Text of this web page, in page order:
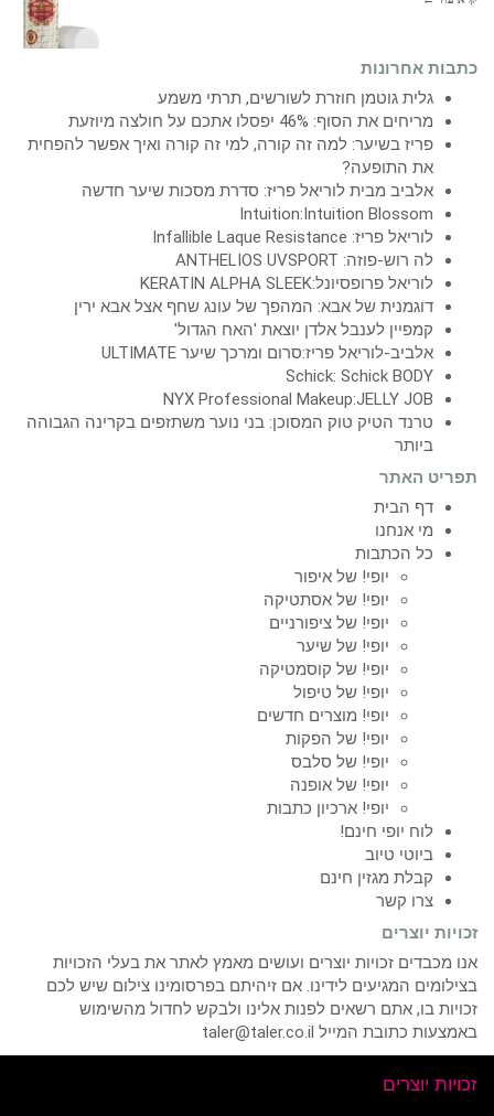
כתבות אחרונות
גלית גוטמן חוזרת לשורשים, תרתי משמע
מריחים את הסוף: 46% יפסלו אתכם על חולצה מיוזעת
פריז בשיער: למה זה קורה, למי זה קורה ואיך אפשר להפחית
את התופעה?
אלביב מבית לוריאל פריז: סדרת מסכות שיער חדשה
Intuition:Intuition Blossom
לוריאל פריז: Infallible Laque Resistance
לה רוש-פוזה: ANTHELIOS UVSPORT
לוריאל פרופסיונל:KERATIN ALPHA SLEEK
דוגמנית של אבא: המהפך של עונג שחף אצל אבא ירין
קמפיין לענבל אלדן יוצאת 'האח הגדול'
אלביב-לוריאל פריז:סרום ומרכך שיער ULTIMATE
Schick: Schick BODY
NYX Professional Makeup:JELLY JOB
טרנד הטיק טוק המסוכן: בני נוער משתזפים בקרינה הגבוהה
ביותר
תפריט האתר
דף הבית
מי אנחנו
כל הכתבות
יופי! של איפור
יופי! של אסתטיקה
יופי! של ציפורניים
יופי! של שיער
יופי! של קוסמטיקה
יופי! של טיפול
יופי! מוצרים חדשים
יופי! של הפקות
יופי! של סלבס
יופי! של אופנה
יופי! ארכיון כתבות
לוח יופי חינם!
ביוטי טיוב
קבלת מגזין חינם
צרו קשר
זכויות יוצרים
אנו מכבדים זכויות יוצרים ועושים מאמץ לאתר את בעלי הזכויות
בצילומים המגיעים לידינו. אם זיהיתם בפרסומינו צילום שיש לכם
זכויות בו, אתם רשאים לפנות אלינו ולבקש לחדול מהשימוש
באמצעות כתובת המייל taler@taler.co.il
זכויות יוצרים